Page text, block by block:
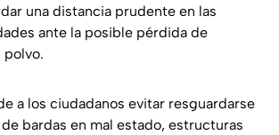
una distancia prudente en las
ante la posible pérdida de
a los ciudadanos evitar resguardarse
bardas en mal estado, estructuras